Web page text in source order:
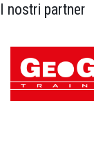
I nostri partner